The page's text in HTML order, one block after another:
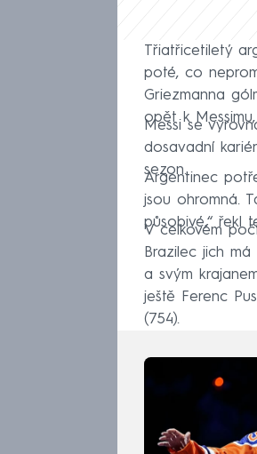
Třiatřicetiletý
poté, co
Griezmanna
opět k
Messi se
dosavadní
sezon.
Argentinec
jsou ohromná.
působivé,“ řekl
V celkovém
Brazilec jich
a svým
ještě Ferenc
(754).